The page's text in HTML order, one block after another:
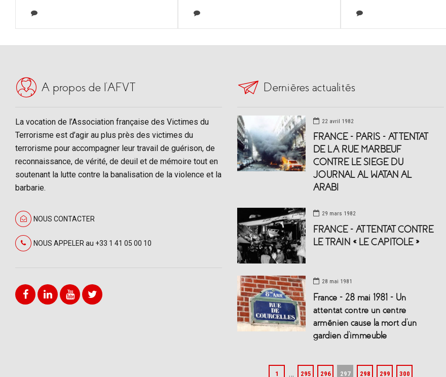
A propos de l’AFVT
La vocation de l’Association française des Victimes du
Terrorisme est d’agir au plus près des victimes du
terrorisme pour accompagner leur travail de guérison, de
reconnaissance, de vérité, de deuil et de mémoire tout en
soutenant la lutte contre la banalisation de la violence et la
barbarie.
NOUS CONTACTER
NOUS APPELER au +33 1 41 05 00 10
Dernières actualités
22 avril 1982
FRANCE – PARIS – ATTENTAT
DE LA RUE MARBEUF
CONTRE LE SIEGE DU
JOURNAL AL WATAN AL
ARABI
29 mars 1982
FRANCE – ATTENTAT CONTRE
LE TRAIN « LE CAPITOLE »
28 mai 1981
France – 28 mai 1981 – Un
attentat contre un centre
arménien cause la mort d’un
gardien d’immeuble
1 … 295 296 297 298 299 300